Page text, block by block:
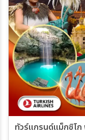
สายการบิน
ตั้งแต่วันที่
ถึงวันที่